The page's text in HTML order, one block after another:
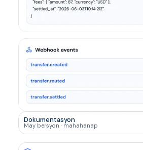
Dokumentasyon
May bersyon · mahahanap